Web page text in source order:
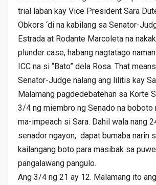
trial laban kay Vice President Sara
Obkors ‘di na kabilang sa Senator-
Estrada at Rodante Marcoleta na
plunder case, habang nagtatago
ICC na si “Bato” dela Rosa. That
Senator-Judge nalang ang lilitis kay
Malamang pagdedebatehan sa Korte
3/4 ng miembro ng Senado na boboto
ma-impeach si Sara. Dahil wala nang
senador ngayon, dapat bumaba narin
kailangang boto para masibak sa
pangalawang pangulo.
Ang 3/4 ng 21 ay 12. Malamang ito